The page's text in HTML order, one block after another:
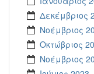
Δεκέμβριος
Νοέμβριος
Οκτώβριος
Νοέμβριος